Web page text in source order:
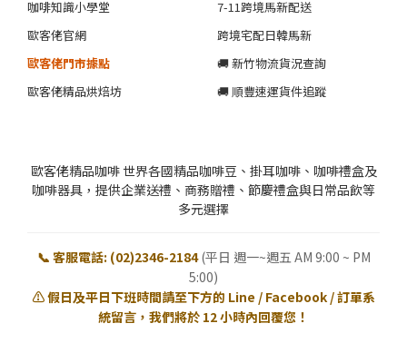
咖啡知識小學堂
歐客佬官網
歐客佬門市據點
歐客佬精品烘焙坊
7-11跨境馬新配送
跨境宅配日韓馬新
🚚 新竹物流貨況查詢
🚚 順豐速運貨件追蹤
歐客佬精品咖啡 世界各國精品咖啡豆、掛耳咖啡、咖啡禮盒及
咖啡器具，提供企業送禮、商務贈禮、節慶禮盒與日常品飲等
多元選擇
📞 客服電話: (02)2346-2184 (平日 週一~週五 AM 9:00 ~ PM
5:00)
⚠️ 假日及平日下班時間請至下方的 Line / Facebook / 訂單系
統留言，我們將於 12 小時內回覆您！